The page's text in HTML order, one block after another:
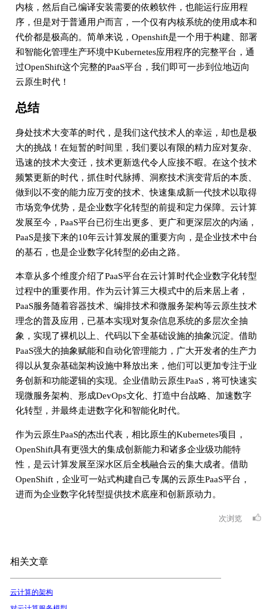
内核，然后自己编译安装需要的依赖软件，也能运行应用程
序，但是对于普通用户而言，一个仅有内核系统的使用成本和
代价都是极高的。简单来说，Openshift是一个用于构建、部署
和智能化管理生产环境中Kubernetes应用程序的完整平台，通
过OpenShift这个完整的PaaS平台，我们即可一步到位地迈向
云原生时代！
总结
身处技术大变革的时代，是我们这代技术人的幸运，却也是极
大的挑战！在短暂的时间里，我们要以有限的精力应对复杂、
迅速的技术大变迁，技术更新迭代令人应接不暇。在这个技术
频繁更新的时代，抓住时代脉搏、洞察技术演变背后的本质、
做到以不变的能力应万变的技术、快速集成新一代技术以取得
市场竞争优势，是企业数字化转型的前提和定力保障。云计算
发展至今，PaaS平台已衍生出更多、更广和更深层次的内涵，
PaaS是接下来的10年云计算发展的重要方向，是企业技术中台
的基石，也是企业数字化转型的必由之路。
本章从多个维度介绍了PaaS平台在云计算时代企业数字化转型
过程中的重要作用。作为云计算三大模式中的后来居上者，
PaaS服务随着容器技术、编排技术和微服务架构等云原生技术
理念的普及应用，已基本实现对复杂信息系统的多层次全抽
象，实现了裸机以上、代码以下全基础设施的抽象沉淀。借助
PaaS强大的抽象赋能和自动化管理能力，广大开发者的生产力
得以从复杂基础架构设施中释放出来，他们可以更加专注于业
务创新和功能逻辑的实现。企业借助云原生PaaS，将可快速实
现微服务架构、形成DevOps文化、打造中台战略、加速数字
化转型，并最终走进数字化和智能化时代。
作为云原生PaaS的杰出代表，相比原生的Kubernetes项目，
OpenShift具有更强大的集成创新能力和诸多企业级功能特
性，是云计算发展至深水区后全栈融合云的集大成者。借助
OpenShift，企业可一站式构建自己专属的云原生PaaS平台，
进而为企业数字化转型提供技术底座和创新原动力。
次浏览
相关文章
云计算的架构